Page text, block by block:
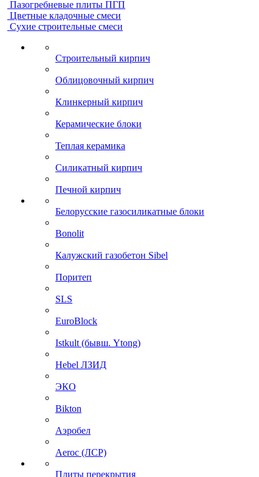
Пазогребневые плиты ПГП
Цветные кладочные смеси
Сухие строительные смеси
Строительный кирпич
Облицовочный кирпич
Клинкерный кирпич
Керамические блоки
Теплая керамика
Силикатный кирпич
Печной кирпич
Белорусские газосиликатные блоки
Bonolit
Калужский газобетон Sibel
Поритеп
SLS
EuroBlock
Istkult (бывш. Ytong)
Hebel ЛЗИД
ЭКО
Bikton
Аэробел
Aeroc (ЛСР)
Плиты перекрытия